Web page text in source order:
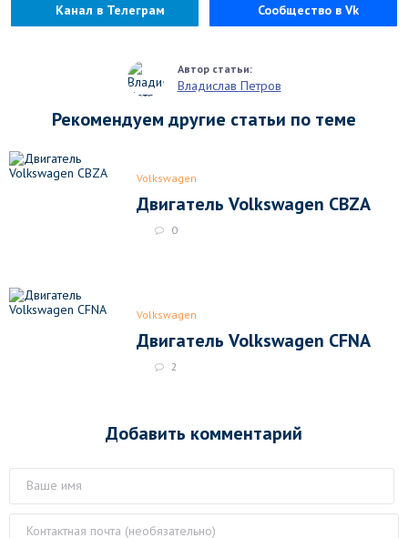
Канал в Телеграм Сообщество в Vk
Владислав Петров
Рекомендуем другие статьи по теме
Volkswagen
Двигатель Volkswagen CBZA
0
Volkswagen
Двигатель Volkswagen CFNA
2
Добавить комментарий